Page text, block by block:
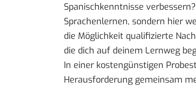
Spanischkenntnisse
Sprachenlernen, sondern hier
die Möglichkeit qualifizierte
die dich auf deinem Lernweg
In einer kostengünstigen
Herausforderung gemeinsam